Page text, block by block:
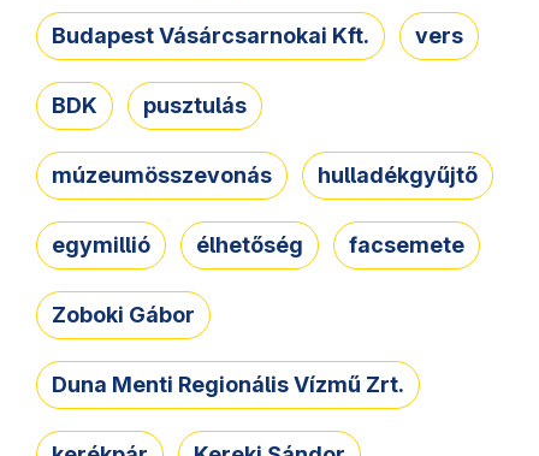
Budapest Vásárcsarnokai Kft. vers
BDK pusztulás
múzeumösszevonás hulladékgyűjtő
egymillió élhetőség facsemete
Zoboki Gábor
Duna Menti Regionális Vízmű Zrt.